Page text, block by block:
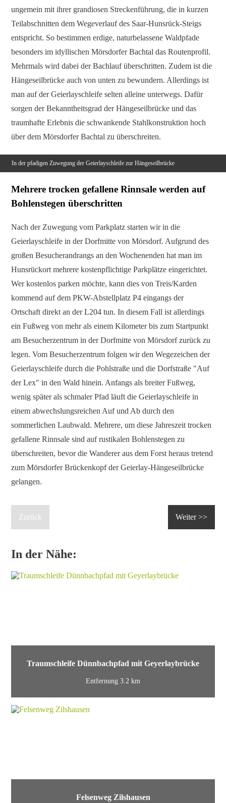
ungemein mit ihrer grandiosen Streckenführung, die in kurzen
Teilabschnitten dem Wegeverlauf des Saar-Hunsrück-Steigs
entspricht. So bestimmen erdige, naturbelassene Waldpfade
besonders im idyllischen Mörsdorfer Bachtal das Routenprofil.
Mehrmals wird dabei der Bachlauf überschritten. Zudem ist die
Hängeseilbrücke auch von unten zu bewundern. Allerdings ist
man auf der Geierlayschleife selten alleine unterwegs. Dafür
sorgen der Bekanntheitsgrad der Hängeseilbrücke und das
traumhafte Erlebnis die schwankende Stahlkonstruktion hoch
über dem Mörsdorfer Bachtal zu überschreiten.
In der pfadigen Zuwegung der Geierlayschleife zur Hängeseilbrücke
Mehrere trocken gefallene Rinnsale werden auf
Bohlenstegen überschritten
Nach der Zuwegung vom Parkplatz starten wir in die
Geierlayschleife in der Dorfmitte von Mörsdorf. Aufgrund des
großen Besucherandrangs an den Wochenenden hat man im
Hunsrückort mehrere kostenpflichtige Parkplätze eingerichtet.
Wer kostenlos parken möchte, kann dies von Treis/Karden
kommend auf dem PKW-Abstellplatz P4 eingangs der
Ortschaft direkt an der L204 tun. In diesem Fall ist allerdings
ein Fußweg von mehr als einem Kilometer bis zum Startpunkt
am Besucherzentrum in der Dorfmitte von Mörsdorf zurück zu
legen. Vom Besucherzentrum folgen wir den Wegezeichen der
Geierlayschleife durch die Pohlstraße und die Dorfstraße "Auf
der Lex" in den Wald hinein. Anfangs als breiter Fußweg,
wenig später als schmaler Pfad läuft die Geierlayschleife in
einem abwechslungsreichen Auf und Ab durch den
sommerlichen Laubwald. Mehrere, um diese Jahreszeit trocken
gefallene Rinnsale sind auf rustikalen Bohlenstegen zu
überschreiten, bevor die Wanderer aus dem Forst heraus tretend
zum Mörsdorfer Brückenkopf der Geierlay-Hängeseilbrücke
gelangen.
Zurück Weiter >>
In der Nähe:
Traumschleife Dünnbachpfad mit Geyerlaybrücke
Entfernung 3.2 km
Felsenweg Zilshausen